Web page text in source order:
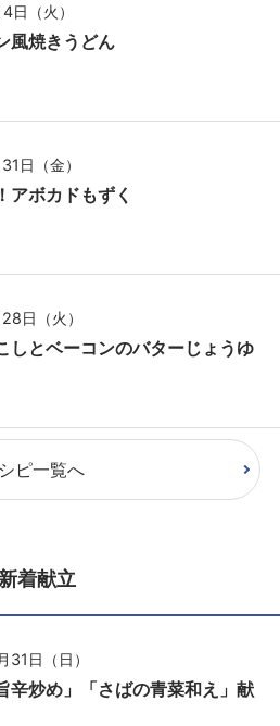
日（火）
風焼きうどん
日（金）
アボカドもずく
日（火）
しとベーコンのバターじょうゆ
ピ一覧へ
新着献立
日（日）
辛炒め」「さばの青菜和え」献